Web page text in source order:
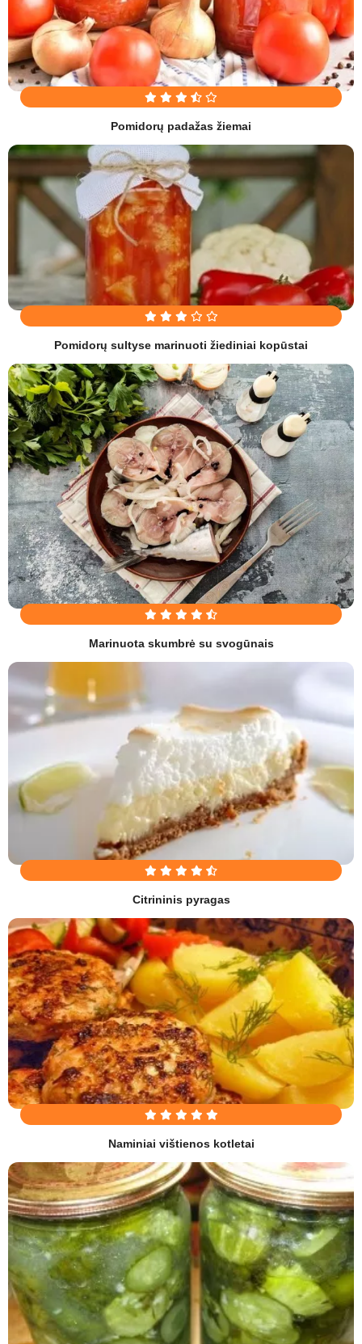
Pomidorų padažas žiemai
Pomidorų sultyse marinuoti žiediniai kopūstai
Marinuota skumbrė su svogūnais
Citrininis pyragas
Naminiai vištienos kotletai